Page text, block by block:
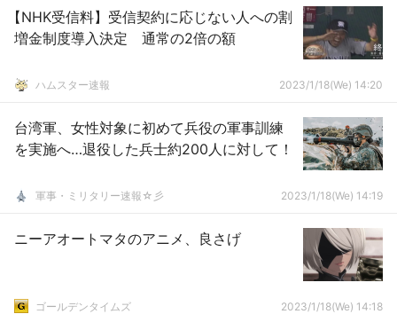
【NHK受信料】受信契約に応じない人への割
増金制度導入決定 通常の2倍の額
ハムスター速報 2023/1/18(We) 14:20
台湾軍、女性対象に初めて兵役の軍事訓練
を実施へ…退役した兵士約200人に対して！
軍事・ミリタリー速報☆彡 2023/1/18(We) 14:19
ニーアオートマタのアニメ、良さげ
ゴールデンタイムズ 2023/1/18(We) 14:18